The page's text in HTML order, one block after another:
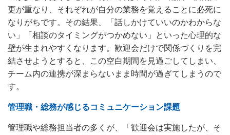
更が重なり、それぞれが自分の業務を覚えることに必死に
なりがちです。その結果、「話しかけていいのかわからな
い」「相談のタイミングがつかめない」といった心理的な
壁が生まれやすくなります。歓迎会だけで関係づくりを完
結させようとすると、この空白期間を見過ごしてしまい、
チーム内の連携が深まらないまま時間が過ぎてしまうので
す。
管理職・総務が感じるコミュニケーション課題
管理職や総務担当者の多くが、「歓迎会は実施したが、そ